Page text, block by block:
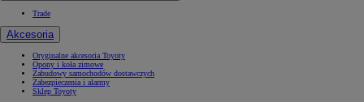
Trade
Akcesoria
Oryginalne akcesoria Toyoty
Opony i koła zimowe
Zabudowy samochodów dostawczych
Zabezpieczenia i alarmy
Sklep Toyoty